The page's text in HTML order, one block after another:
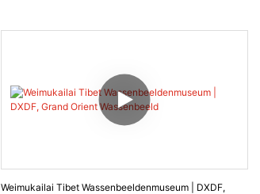
Weimukailai Tibet Wassenbeeldenmuseum | DXDF,